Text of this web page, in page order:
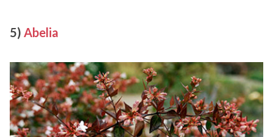
5) Abelia